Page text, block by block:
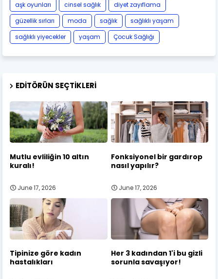
aşk oyunları
cinsel sağlık
diyet zayıflama
güzellik sırları
moda sağlık
sağlıklı yaşam
sağlıklı yiyecekler
yaşam Çocuk Sağlığı
EDITÖRÜN SEÇTIKLERI
Mutlu evliliğin 10 altın
kuralı!
June 17, 2026
Fonksiyonel bir gardırop
nasıl yapılır?
June 17, 2026
Tipinize göre kadın
hastalıkları
Her 3 kadından 1'i bu gizli
sorunla savaşıyor!